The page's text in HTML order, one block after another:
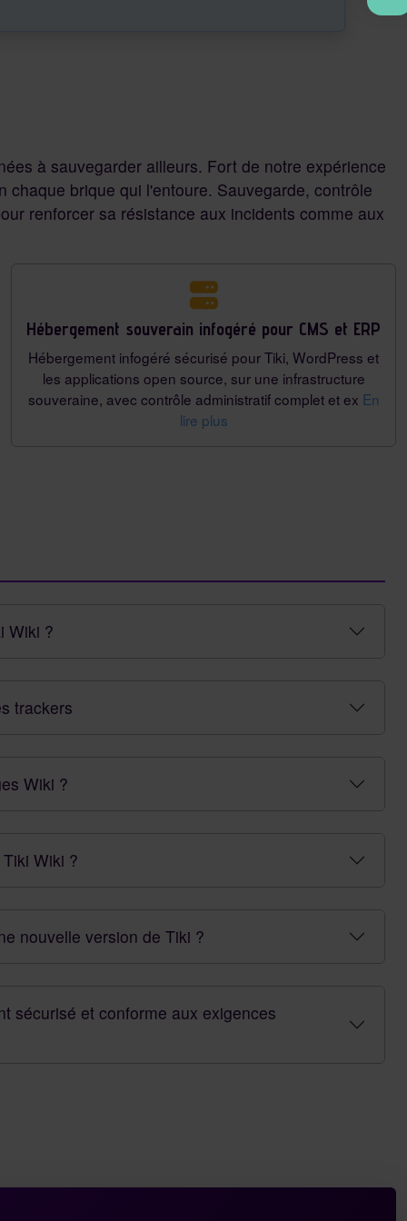
à sauvegarder ailleurs. Fort de notre expérience
brique qui l'entoure. Sauvegarde, contrôle
renforcer sa résistance aux incidents comme aux
Hébergement souverain infogéré pour CMS et ERP
Hébergement infogéré sécurisé pour Tiki, WordPress et
les applications open source, sur une infrastructure
souveraine, avec contrôle administratif complet et ex En
lire plus
Wiki ?
trackers
Wiki ?
Wiki ?
nouvelle version de Tiki ?
sécurisé et conforme aux exigences